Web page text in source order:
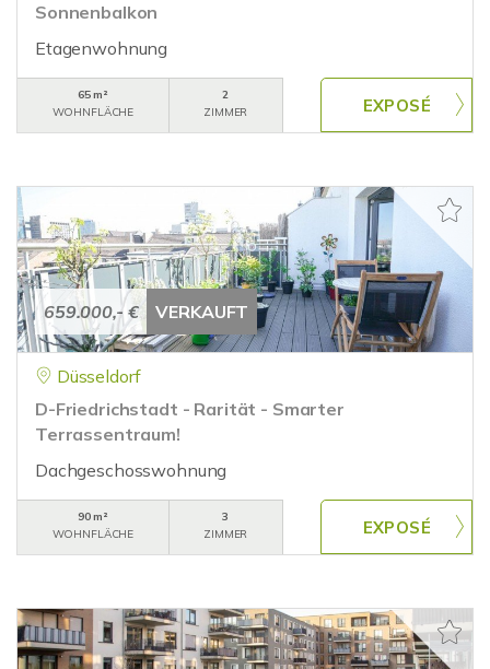
Sonnenbalkon
Etagenwohnung
65 m²
WOHNFLÄCHE
2
ZIMMER
659.000,- € VERKAUFT
Düsseldorf
D-Friedrichstadt - Rarität - Smarter
Terrassentraum!
Dachgeschosswohnung
90 m²
WOHNFLÄCHE
3
ZIMMER